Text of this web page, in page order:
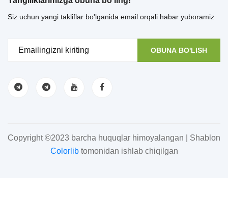
Siz uchun yangi takliflar bo'lganida email orqali habar yuboramiz
OBUNA BO'LISH
Copyright ©2023 barcha huquqlar himoyalangan | Shablon
Colorlibtomonidan ishlab chiqilgan